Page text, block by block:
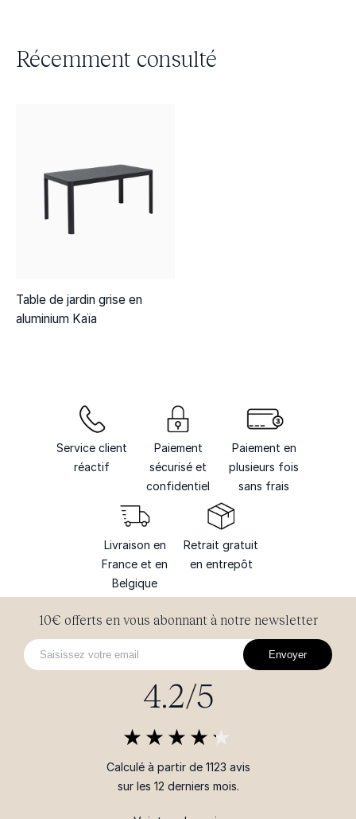
Récemment consulté
Table de jardin grise en
aluminium Kaïa
Service client
réactif
Paiement
sécurisé et
confidentiel
Paiement en
plusieurs fois
sans frais
Livraison en
France et en
Belgique
Retrait gratuit
en entrepôt
10€ offerts en vous abonnant à notre newsletter
Envoyer
4.2/5
Calculé à partir de 1123 avis
sur les 12 derniers mois.